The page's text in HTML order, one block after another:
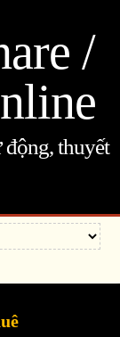
/
thuyết